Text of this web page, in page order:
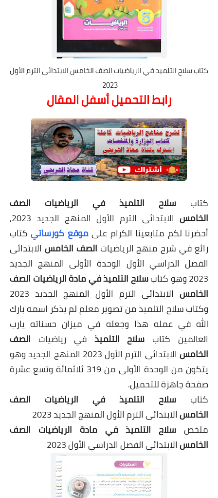
كتاب سلاح التلميذ في الرياضيات الصف الخامس الابتدائى الترم الأول
2023
رابط التحميل أسفل المقال
كتاب سلاح التلميذ في الرياضيات الصف
الخامس الابتدائى الترم
الأول المنهج الجديد 2023,
أحضرنا لكم متابعينا الكرام علىموقع كورساتيكتاب
رائع في شرح منهج الرياضيات الصف الخامس الابتدائى
الفصل الدراسي الأول الوحدة الأولى المنهج الجديد
2023 وهو كتاب
سلاح التلميذ في مادة الرياضيات الصف
الخامس
الابتدائى الترم الأول المنهج الجديد 2023
وكتاب سلاح التلميذ من تصوير معلم لم يذكر اسمه بارك
الله في عمله هذا وجعله في ميزان حسناته يارب
العالمين كتاب سلاح التلميذ في رياضيات الصف
الخامس
الابتدائى الترم الأول 2023 المنهج الجديد وهو
يتكون من الوحدة الأولى من 319 ثلاثمائة وتسع عشرة
صفحة جاهزة للتحميل.
كتاب سلاح التلميذ في الرياضيات الصف
الخامسالابتدائى الترم الأول المنهج الجديد 2023
ملخص سلاح التلميذ في مادة الرياضيات الصف
الخامسالابتدائى الفصل الدراسي الأول 2023